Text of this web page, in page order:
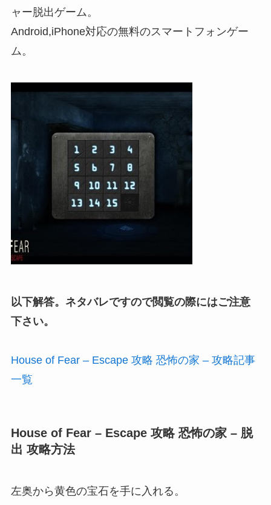
ャー脱出ゲーム。
Android,iPhone対応の無料のスマートフォンゲー
ム。
以下解答。ネタバレですので閲覧の際にはご注意
下さい。
House of Fear – Escape 攻略 恐怖の家 – 攻略記事
一覧
House of Fear – Escape 攻略 恐怖の家 – 脱
出 攻略方法
左奥から黄色の宝石を手に入れる。